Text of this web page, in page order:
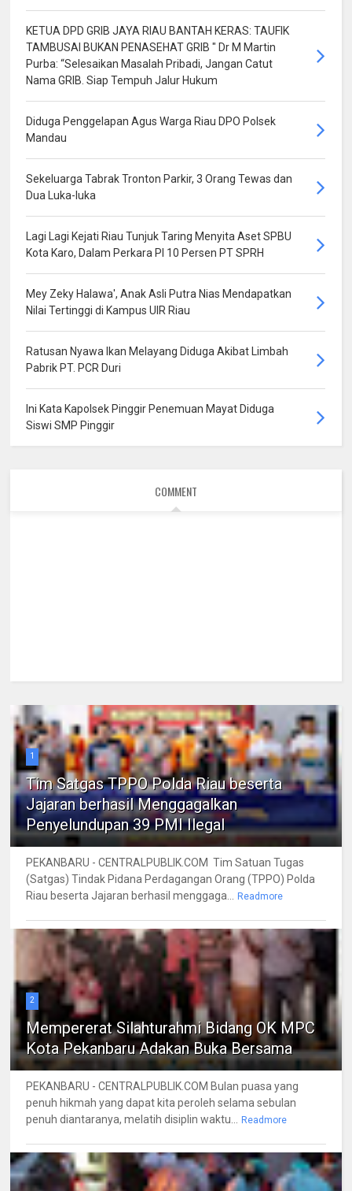
KETUA DPD GRIB JAYA RIAU BANTAH KERAS: TAUFIK
TAMBUSAI BUKAN PENASEHAT GRIB " Dr M Martin
Purba: “Selesaikan Masalah Pribadi, Jangan Catut
Nama GRIB. Siap Tempuh Jalur Hukum
Diduga Penggelapan Agus Warga Riau DPO Polsek
Mandau
Sekeluarga Tabrak Tronton Parkir, 3 Orang Tewas dan
Dua Luka-luka
Lagi Lagi Kejati Riau Tunjuk Taring Menyita Aset SPBU
Kota Karo, Dalam Perkara PI 10 Persen PT SPRH
Mey Zeky Halawa', Anak Asli Putra Nias Mendapatkan
Nilai Tertinggi di Kampus UIR Riau
Ratusan Nyawa Ikan Melayang Diduga Akibat Limbah
Pabrik PT. PCR Duri
Ini Kata Kapolsek Pinggir Penemuan Mayat Diduga
Siswi SMP Pinggir
COMMENT
1
Tim Satgas TPPO Polda Riau beserta
Jajaran berhasil Menggagalkan
Penyelundupan 39 PMI Ilegal
PEKANBARU - CENTRALPUBLIK.COM Tim Satuan Tugas
(Satgas) Tindak Pidana Perdagangan Orang (TPPO) Polda
Riau beserta Jajaran berhasil menggaga...
Readmore
2
Mempererat Silahturahmi Bidang OK MPC
Kota Pekanbaru Adakan Buka Bersama
PEKANBARU - CENTRALPUBLIK.COM Bulan puasa yang
penuh hikmah yang dapat kita peroleh selama sebulan
penuh diantaranya, melatih disiplin waktu...
Readmore